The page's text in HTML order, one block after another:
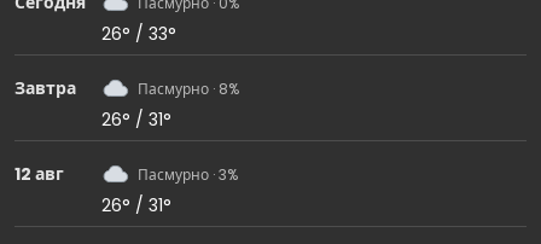
26° / 33°
Завтра Пасмурно · 8%
26° / 31°
12 авг Пасмурно · 3%
26° / 31°